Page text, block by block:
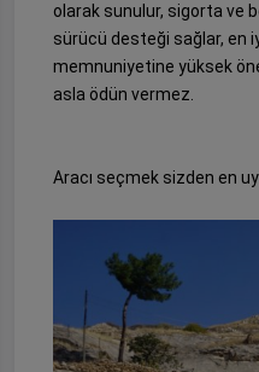
olarak sunulur, sigorta ve
sürücü desteği sağlar, en
memnuniyetine yüksek
asla ödün vermez.
Aracı seçmek sizden en